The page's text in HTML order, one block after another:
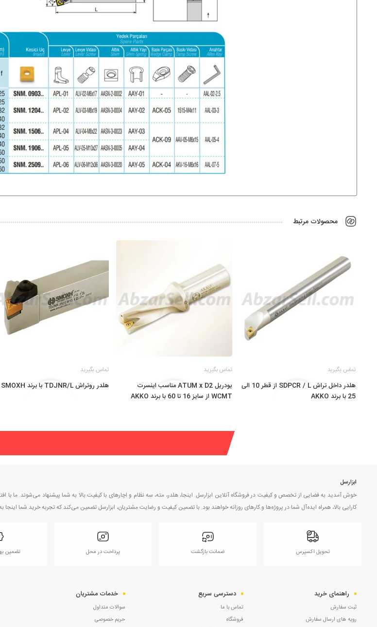
محصولات مرتبط
تماس بگیرید
هلدر داخل تراش SDPCR / L از قطر 10 الی
25 با برند AKKO
تماس بگیرید
یودریل ATUM x D2 مناسب اینسرت
WCMT از سایز 16 تا 60 با برند AKKO
تماس بگیرید
هلدر روتراش TDJNR/L با برند SMOXH
ابزارسل
خوش آمدید به فضایی از تخصص و کیفیت در فروشگاه آنلاین ابزارسل. اینجا، هلدر، مته، سه نظام و اچارهای با کیفیت بالا به شما پیشنهاد می‌شوند. ما با
کارایی بالا، همراه ایده‌آل شما در پروژه‌ها و کارهای روزانه خواهند بود. با تضمین کیفیت و رضایت مشتریان، ابزارسل تضمین می‌کند که تجربه خرید شما اینجا
تحویل اکسپرس ضمانت بازگشت پرداخت در محل تضمین
راهنمای خرید
ثبت سفارش
رویه های ارسال سفارش
دسترسی سریع
تماس با ما
فروشگاه
خدمات مشتریان
سوالات متداول
حریم خصوصی